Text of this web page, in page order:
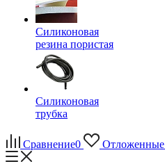
Силиконовая
резина пористая
Силиконовая
трубка
Сравнение0 Отложенные